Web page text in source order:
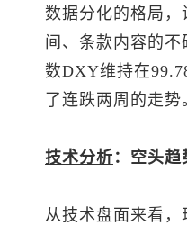
数据分化的格局
间、条款内容的不
数DXY维持在
了连跌两周的走势
技术分析 ：空头
从技术盘面来看，